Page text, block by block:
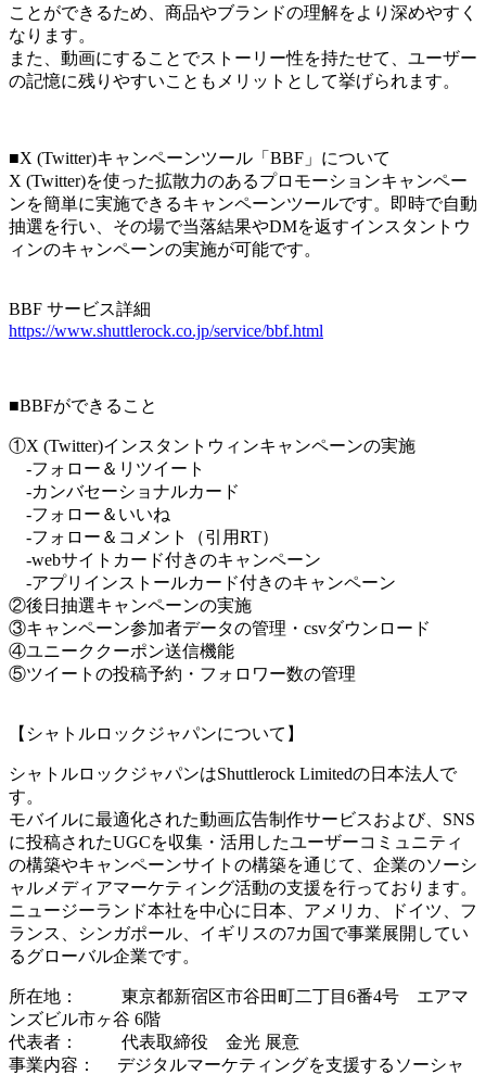
ことができるため、商品やブランドの理解をより深めやすく
なります。
また、動画にすることでストーリー性を持たせて、ユーザー
の記憶に残りやすいこともメリットとして挙げられます。
■X (Twitter)キャンペーンツール「BBF」について
X (Twitter)を使った拡散力のあるプロモーションキャンペー
ンを簡単に実施できるキャンペーンツールです。即時で自動
抽選を行い、その場で当落結果やDMを返すインスタントウ
ィンのキャンペーンの実施が可能です。
BBF サービス詳細
https://www.shuttlerock.co.jp/service/bbf.html
■BBFができること
①X (Twitter)インスタントウィンキャンペーンの実施
-フォロー＆リツイート
-カンバセーショナルカード
-フォロー＆いいね
-フォロー＆コメント（引用RT）
-webサイトカード付きのキャンペーン
-アプリインストールカード付きのキャンペーン
②後日抽選キャンペーンの実施
③キャンペーン参加者データの管理・csvダウンロード
④ユニーククーポン送信機能
⑤ツイートの投稿予約・フォロワー数の管理
【シャトルロックジャパンについて】
シャトルロックジャパンはShuttlerock Limitedの日本法人で
す。
モバイルに最適化された動画広告制作サービスおよび、SNS
に投稿されたUGCを収集・活用したユーザーコミュニティ
の構築やキャンペーンサイトの構築を通じて、企業のソーシ
ャルメディアマーケティング活動の支援を行っております。
ニュージーランド本社を中心に日本、アメリカ、ドイツ、フ
ランス、シンガポール、イギリスの7カ国で事業展開してい
るグローバル企業です。
所在地： 東京都新宿区市谷田町二丁目6番4号 エアマ
ンズビル市ヶ谷 6階
代表者： 代表取締役 金光 展意
事業内容： デジタルマーケティングを支援するソーシャ